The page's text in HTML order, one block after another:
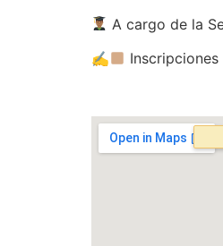
A cargo de la
✍
Inscripciones